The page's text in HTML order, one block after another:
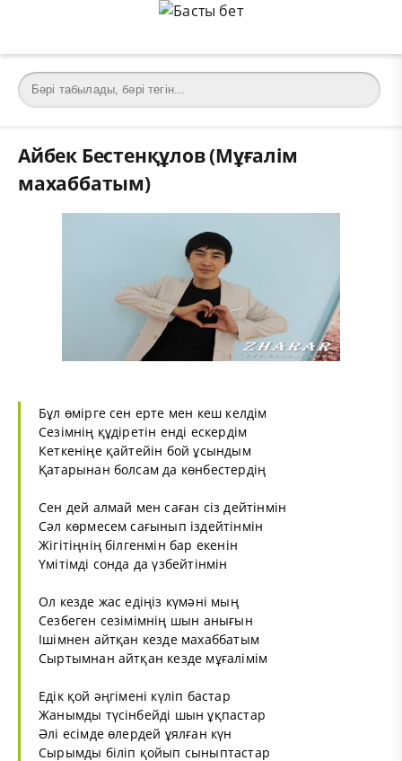
Айбек Бестенқұлов (Мұғалім
махаббатым)
Бұл өмірге сен ерте мен кеш келдім
Сезімнің құдіретін енді ескердім
Кеткеніңе қайтейін бой ұсындым
Қатарынан болсам да көнбестердің
Сен дей алмай мен саған сіз дейтінмін
Сәл көрмесем сағынып іздейтінмін
Жігітіңнің білгенмін бар екенін
Үмітімді сонда да үзбейтінмін
Ол кезде жас едіңіз күмәні мың
Сезбеген сезімімнің шын анығын
Ішімнен айтқан кезде махаббатым
Сыртымнан айтқан кезде мұғалімім
Едік қой әңгімені күліп бастар
Жанымды түсінбейді шын ұқпастар
Әлі есімде өлердей ұялған күн
Сырымды біліп қойып сыныптастар